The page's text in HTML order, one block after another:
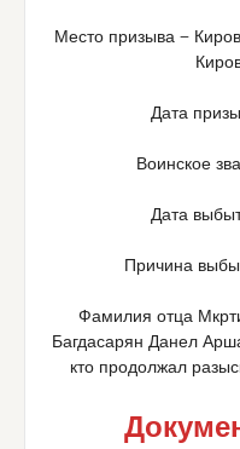
Место призыва —
Дата
Воинское
Дата
Причина
Фамилия отца
Багдасарян Данел
кто продолжал